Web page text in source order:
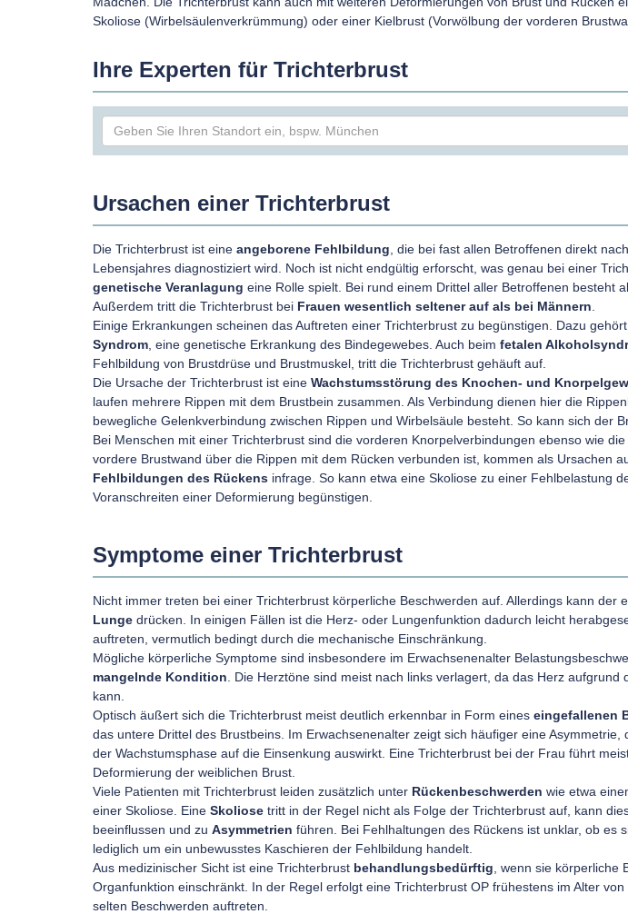
Skoliose (Wirbelsäulenverkrümmung) oder einer Kielbrust (Vorwölbung der vorderen
Ihre Experten für Trichterbrust
Ursachen einer Trichterbrust
Die Trichterbrust ist eine angeborene Fehlbildung , die bei fast allen Betroffenen direkt
Lebensjahres diagnostiziert wird. Noch ist nicht endgültig erforscht, was genau bei einer
genetische Veranlagung eine Rolle spielt. Bei rund einem Drittel aller Betroffenen besteht
Außerdem tritt die Trichterbrust bei Frauen wesentlich seltener auf als bei Männern
Einige Erkrankungen scheinen das Auftreten einer Trichterbrust zu begünstigen. Dazu
Syndrom , eine genetische Erkrankung des Bindegewebes. Auch beim fetalen
Fehlbildung von Brustdrüse und Brustmuskel, tritt die Trichterbrust gehäuft auf.
Die Ursache der Trichterbrust ist eine Wachstumsstörung des Knochen- und
laufen mehrere Rippen mit dem Brustbein zusammen. Als Verbindung dienen hier die
bewegliche Gelenkverbindung zwischen Rippen und Wirbelsäule besteht. So kann sich der
Bei Menschen mit einer Trichterbrust sind die vorderen Knorpelverbindungen ebenso wie
vordere Brustwand über die Rippen mit dem Rücken verbunden ist, kommen als Ursachen
Fehlbildungen des Rückens infrage. So kann etwa eine Skoliose zu einer Fehlbelastung
Voranschreiten einer Deformierung begünstigen.
Symptome einer Trichterbrust
Nicht immer treten bei einer Trichterbrust körperliche Beschwerden auf. Allerdings kann der
Lunge drücken. In einigen Fällen ist die Herz- oder Lungenfunktion dadurch leicht
auftreten, vermutlich bedingt durch die mechanische Einschränkung.
Mögliche körperliche Symptome sind insbesondere im Erwachsenenalter
mangelnde Kondition . Die Herztöne sind meist nach links verlagert, da das Herz
kann.
Optisch äußert sich die Trichterbrust meist deutlich erkennbar in Form eines eingefallenen
das untere Drittel des Brustbeins. Im Erwachsenenalter zeigt sich häufiger eine
der Wachstumsphase auf die Einsenkung auswirkt. Eine Trichterbrust bei der Frau führt
Deformierung der weiblichen Brust.
Viele Patienten mit Trichterbrust leiden zusätzlich unter Rückenbeschwerden wie etwa
einer Skoliose. Eine Skoliose tritt in der Regel nicht als Folge der Trichterbrust auf, kann
beeinflussen und zu Asymmetrien führen. Bei Fehlhaltungen des Rückens ist unklar, ob es
lediglich um ein unbewusstes Kaschieren der Fehlbildung handelt.
Aus medizinischer Sicht ist eine Trichterbrust behandlungsbedürftig , wenn sie
Organfunktion einschränkt. In der Regel erfolgt eine Trichterbrust OP frühestens im Alter von
selten Beschwerden auftreten.